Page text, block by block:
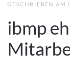
GESCHRIEBEN AM
ibmp